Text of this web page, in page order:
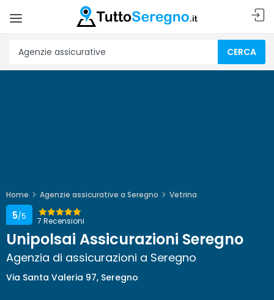
CERCA
Home Agenzie assicurative a Seregno Vetrina
7 Recensioni
5/5
Unipolsai Assicurazioni Seregno
Agenzia di assicurazioni a Seregno
Via Santa Valeria 97, Seregno